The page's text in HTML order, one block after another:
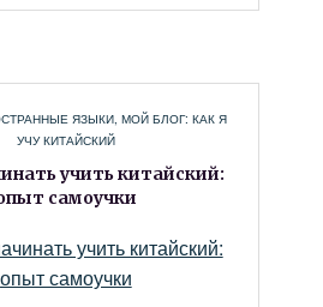
ЯЗЫКИ, МОЙ БЛОГ: КАК Я
УЧУ КИТАЙСКИЙ
учить китайский:
самоучки